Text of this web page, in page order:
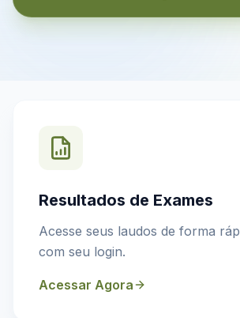
Resultados de Exames
Acesse seus laudos de forma
com seu login.
Acessar Agora